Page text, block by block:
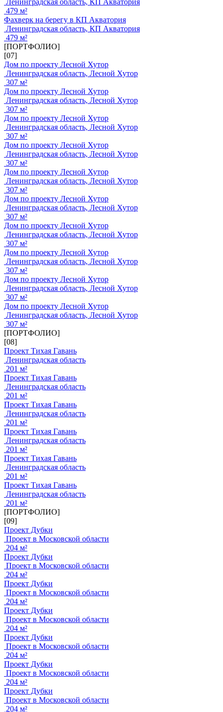
Ленинградская область, КП Акватория
479 м²
Фахверк на берегу в КП Акватория
Ленинградская область, КП Акватория
479 м²
[ПОРТФОЛИО]
[07]
Дом по проекту Лесной Хутор
Ленинградская область, Лесной Хутор
307 м²
Дом по проекту Лесной Хутор
Ленинградская область, Лесной Хутор
307 м²
Дом по проекту Лесной Хутор
Ленинградская область, Лесной Хутор
307 м²
Дом по проекту Лесной Хутор
Ленинградская область, Лесной Хутор
307 м²
Дом по проекту Лесной Хутор
Ленинградская область, Лесной Хутор
307 м²
Дом по проекту Лесной Хутор
Ленинградская область, Лесной Хутор
307 м²
Дом по проекту Лесной Хутор
Ленинградская область, Лесной Хутор
307 м²
Дом по проекту Лесной Хутор
Ленинградская область, Лесной Хутор
307 м²
Дом по проекту Лесной Хутор
Ленинградская область, Лесной Хутор
307 м²
Дом по проекту Лесной Хутор
Ленинградская область, Лесной Хутор
307 м²
[ПОРТФОЛИО]
[08]
Проект Тихая Гавань
Ленинградская область
201 м²
Проект Тихая Гавань
Ленинградская область
201 м²
Проект Тихая Гавань
Ленинградская область
201 м²
Проект Тихая Гавань
Ленинградская область
201 м²
Проект Тихая Гавань
Ленинградская область
201 м²
Проект Тихая Гавань
Ленинградская область
201 м²
[ПОРТФОЛИО]
[09]
Проект Дубки
Проект в Московской области
204 м²
Проект Дубки
Проект в Московской области
204 м²
Проект Дубки
Проект в Московской области
204 м²
Проект Дубки
Проект в Московской области
204 м²
Проект Дубки
Проект в Московской области
204 м²
Проект Дубки
Проект в Московской области
204 м²
Проект Дубки
Проект в Московской области
204 м²